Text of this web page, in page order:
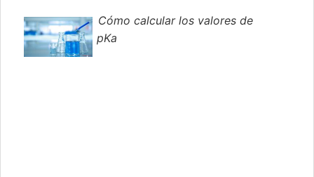
Cómo calcular los valores de
pKa